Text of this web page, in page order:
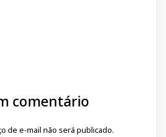
comentário
de e-mail não será publicado.